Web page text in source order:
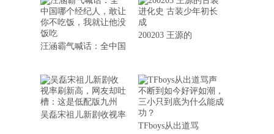
汪涵霸气喊话：全中国
200203 王源的
吴磊宋祖儿新剧收视率
TFboys从出道骂